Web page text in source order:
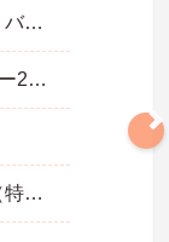
ＪＲ横浜線「町田駅」バス・車10分
■初任者研修（ヘルパー2級）、実務者研修（ヘルパー1級）、介護福祉士のいずれか※未経験も相談可 ■施設経験者歓迎
特別養護老人ホーム（特養）